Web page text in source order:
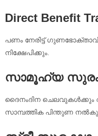
Direct Benefit
പണം നേരിട്ട്
നിക്ഷേപിക്കും.
സാമൂഹ്യ
ദൈനംദിന
സാമ്പത്തിക പിന്തുണ